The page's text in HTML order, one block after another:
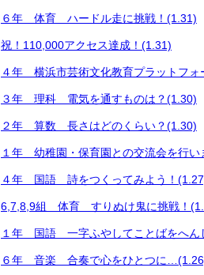
６年 体育 ハードル走に挑戦！(1.31)
祝！110,000アクセス達成！(1.31)
４年 横浜市芸術文化教育プラットフォ
３年 理科 電気を通すものは？(1.30)
２年 算数 長さはどのくらい？(1.30)
１年 幼稚園・保育園との交流会を行い
４年 国語 詩をつくってみよう！
6,7,8,9組 体育 すりぬけ鬼に挑戦！
１年 国語 一字ふやしてことばをへん
６年 音楽 合奏で心をひとつに